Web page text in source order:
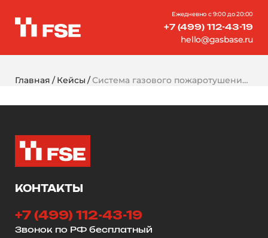
Ежедневно с 9:00 до 20:00
+7 (499) 112-43-19
hello@gasbase.ru
Главная Кейсы Система газового пожаротушения для архива
КОНТАКТЫ
+7 (499) 112-43-19
Звонок по РФ бесплатный